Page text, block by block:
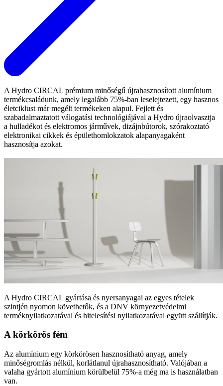
A Hydro CIRCAL prémium minőségű újrahasznosított alumínium
termékcsaládunk, amely legalább 75%-ban leselejtezett, egy hasznos
életciklust már megélt termékeken alapul. Fejlett és
szabadalmaztatott válogatási technológiájával a Hydro újraolvasztja
a hulladékot és elektromos járművek, dizájnbútorok, szórakoztató
elektronikai cikkek és épülethomlokzatok alapanyagaként
hasznosítja azokat.
A Hydro CIRCAL gyártása és nyersanyagai az egyes tételek
szintjén nyomon követhetők, és a DNV környezetvédelmi
terméknyilatkozatával és hitelesítési nyilatkozatával együtt szállítják.
A körkörös fém
Az alumínium egy körkörösen hasznosítható anyag, amely
minőségromlás nélkül, korlátlanul újrahasznosítható. Valójában a
valaha gyártott alumínium körülbelül 75%-a még ma is használatban
van.